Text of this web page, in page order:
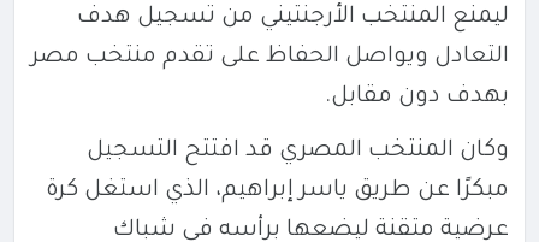
ليمنع المنتخب الأرجنتيني من تسجيل هدف
التعادل ويواصل الحفاظ على تقدم منتخب مصر
بهدف دون مقابل.
وكان المنتخب المصري قد افتتح التسجيل
مبكرًا عن طريق ياسر إبراهيم، الذي استغل كرة
عرضية متقنة ليضعها برأسه في شباك